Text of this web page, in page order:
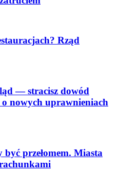
Rząd
— stracisz dowód
nowych uprawnieniach
przełomem. Miasta